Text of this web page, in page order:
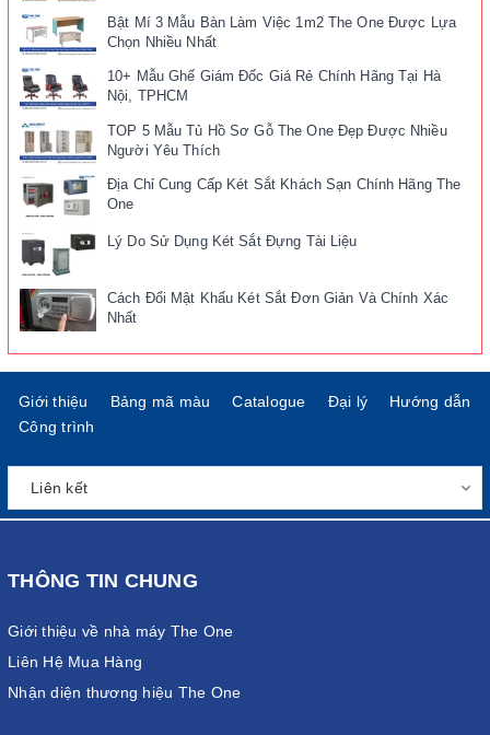
Bật Mí 3 Mẫu Bàn Làm Việc 1m2 The One Được Lựa
Chọn Nhiều Nhất
10+ Mẫu Ghế Giám Đốc Giá Rẻ Chính Hãng Tại Hà
Nội, TPHCM
TOP 5 Mẫu Tủ Hồ Sơ Gỗ The One Đẹp Được Nhiều
Người Yêu Thích
Địa Chỉ Cung Cấp Két Sắt Khách Sạn Chính Hãng The
One
Lý Do Sử Dụng Két Sắt Đựng Tài Liệu
Cách Đổi Mật Khẩu Két Sắt Đơn Giản Và Chính Xác
Nhất
Giới thiệu Bảng mã màu Catalogue Đại lý
Hướng dẫn
Công trình
THÔNG TIN CHUNG
Giới thiệu về nhà máy The One
Liên Hệ Mua Hàng
Nhận diện thương hiệu The One